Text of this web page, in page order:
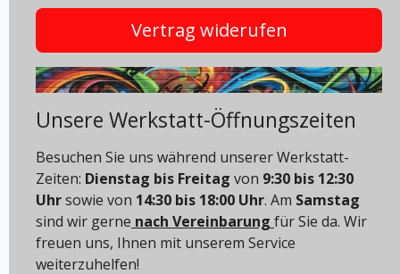
Vertrag widerufen
Unsere Werkstatt-Öffnungszeiten
Besuchen Sie uns während unserer Werkstatt-
Zeiten: Dienstag bis Freitag von 9:30 bis 12:30
Uhrsowie von 14:30 bis 18:00 Uhr. Am Samstag
sind wir gerne nach Vereinbarung für Sie da. Wir
freuen uns, Ihnen mit unserem Service
weiterzuhelfen!